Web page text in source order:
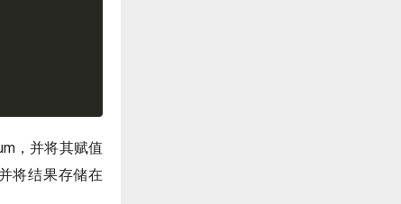
，并将其赋值
将结果存储在